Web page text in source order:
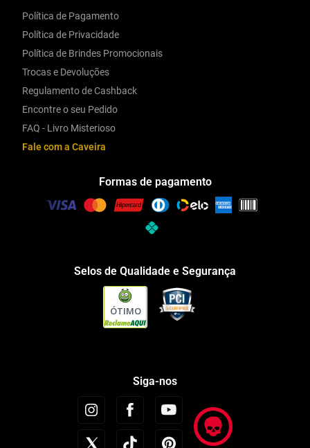
Política de Pagamento
Política de Privacidade
Política de Brindes Promocionais
Trocas e Devoluções
Regulamento de Cashback
Encontre o seu Pedido
FAQ - Livro Misterioso
Fale com a Caveira
Formas de pagamento
Selos de Qualidade e Segurança
ÓTIMO
Siga-nos